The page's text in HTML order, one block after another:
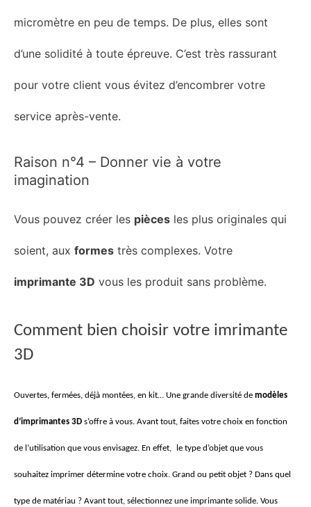
micromètre en peu de temps. De plus, elles sont
d’une solidité à toute épreuve. C’est très rassurant
pour votre client vous évitez d’encombrer votre
service après-vente.
Raison n°4 – Donner vie à votre
imagination
Vous pouvez créer les pièces les plus originales qui
soient, aux formes très complexes. Votre
imprimante 3D vous les produit sans problème.
Comment bien choisir votre imrimante
3D
Ouvertes, fermées, déjà montées, en kit… Une grande diversité de modèles
d’imprimantes 3D s’offre à vous. Avant tout, faites votre choix en fonction
de l’utilisation que vous envisagez. En effet, e type d’objet que vous
souhaitez imprimer détermine votre choix. Grand ou petit objet ? Dans quel
type de matériau ? Avant tout, sélectionnez une imprimante solide. Vous